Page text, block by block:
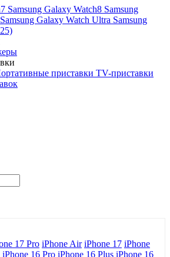
Samsung Galaxy Watch8 Samsung
Samsung Galaxy Watch Ultra Samsung
приставки TV-приставки
17 Pro iPhone Air iPhone 17 iPhone
iPhone 16 Pro iPhone 16 Plus iPhone 16